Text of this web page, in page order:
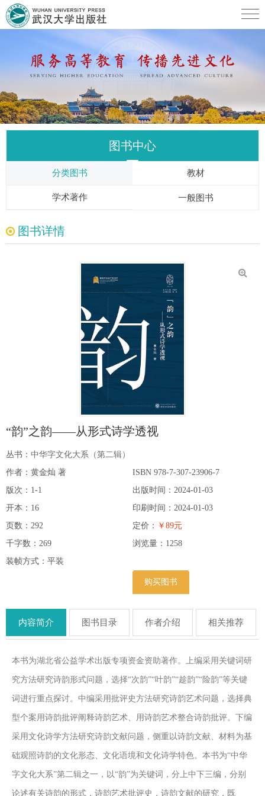
图书中心
分类图书 教材
学术著作 一般图书
图书详情
“韵”之韵——从形式诗学透视
丛书： 中华字文化大系（第二辑）
作者：黄金灿 著
版次：1-1
开本：16
页数：292
千字数：269
装帧方式：平装
ISBN 978-7-307-23906-7
出版时间：2024-01-03
印刷时间：2024-01-03
定价： ￥89元
浏览量： 1258
购买图书
内容简介 图书目录 作者介绍 相关推荐
本书为湖北省公益学术出版专项资金资助著作。上编采用关键词研
究方法研究诗韵形式问题，选择“次韵”“叶韵”“趁韵”“险韵”等关键
词进行重点探讨。中编采用批评史方法研究诗韵艺术问题，选择典
型个案用诗韵批评阐释诗韵艺术、用诗韵艺术整合诗韵批评。下编
采用文化诗学方法研究诗韵文献问题，侧重以诗韵文献、材料为基
础观照诗韵的文化形态、文化语境和文化诗学特色。本书为“中华
字文化大系”第二辑之一，以“韵”为关键词，分上中下三编，分别
论述有关诗韵的形式，诗韵艺术批评史，诗韵文献的研究，既